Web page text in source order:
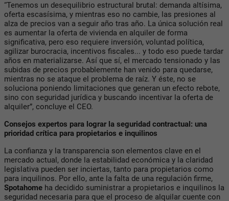
“Tenemos un desequilibrio estructural brutal: demanda altísima,
oferta escasísima, y mientras eso no cambie, las presiones al
alza de precios van a seguir año tras año. La única solución real
es aumentar la oferta de vivienda en alquiler de forma
significativa, pero eso requiere inversión, voluntad política,
agilizar burocracia, incentivos fiscales... y todo eso puede tardar
años en materializarse. Así que sí, el mercado tensionado y las
subidas de precios probablemente han venido para quedarse,
mientras no se ataque el problema de raíz. Y éste, no se
soluciona poniendo limitaciones que generan un efecto rebote,
sino con seguridad jurídica y buscando incentivar la oferta de
alquiler”, concluye el CEO.
Consejos expertos para lograr la seguridad contractual: una
prioridad crítica para propietarios e inquilinos
La confianza y la transparencia son elementos clave en el
mercado actual, donde la estabilidad económica y la claridad
legislativa pueden ser inciertas, tanto para propietarios como
para inquilinos. Por ello, ante la falta de una regulación firme,
Spotahome ha decidido suministrar a propietarios e inquilinos la
seguridad necesaria para que el proceso de alquilar cuente con